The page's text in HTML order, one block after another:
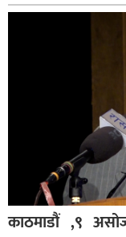
काठमाडौं ,९